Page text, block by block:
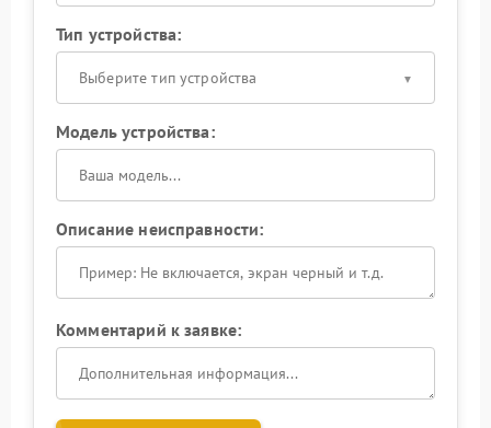
Тип устройства:
Выберите тип устройства
Модель устройства:
Описание неисправности:
Комментарий к заявке: